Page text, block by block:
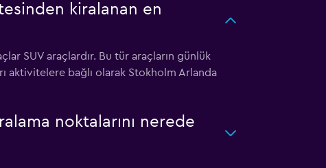
kiralanan en
SUV araçlardır. Bu tür araçların günlük
aktivitelere bağlı olarak Stokholm Arlanda
noktalarını nerede